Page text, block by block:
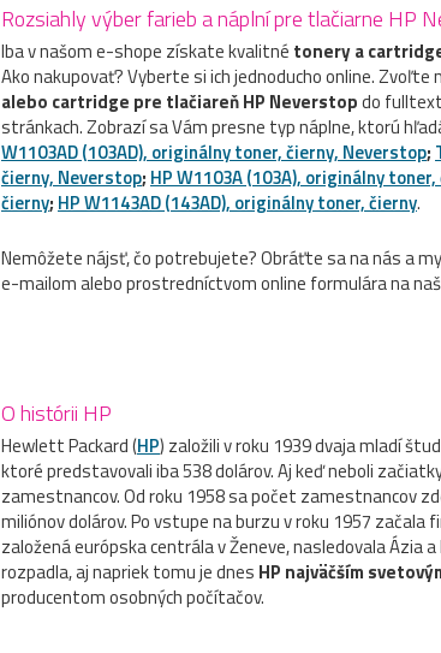
Rozsiahly výber farieb a náplní pre tlačiarne HP
Iba v našom e-shope získate kvalitné tonery a
Ako nakupovať? Vyberte si ich jednoducho online.
alebo cartridge pre tlačiareňHP Neverstopdo
stránkach. Zobrazí sa Vám presne typ náplne, ktorú
W1103AD (103AD), originálny toner, čierny, Neverstop;
čierny, Neverstop; HP W1103A (103A), originálny
čierny; HP W1143AD (143AD), originálny toner, čierny.
Nemôžete nájsť, čo potrebujete? Obráťte sa na nás a
e-mailom alebo prostredníctvom online formulára na
O histórii HP
Hewlett Packard (HP) založili v roku 1939 dvaja mladí
ktoré predstavovali iba 538 dolárov. Aj keď neboli
zamestnancov. Od roku 1958 sa počet zamestnancov
miliónov dolárov. Po vstupe na burzu v roku 1957 začala
založená európska centrála v Ženeve, nasledovala Ázia
rozpadla, aj napriek tomu je dnes HP najväčším
producentom osobných počítačov.